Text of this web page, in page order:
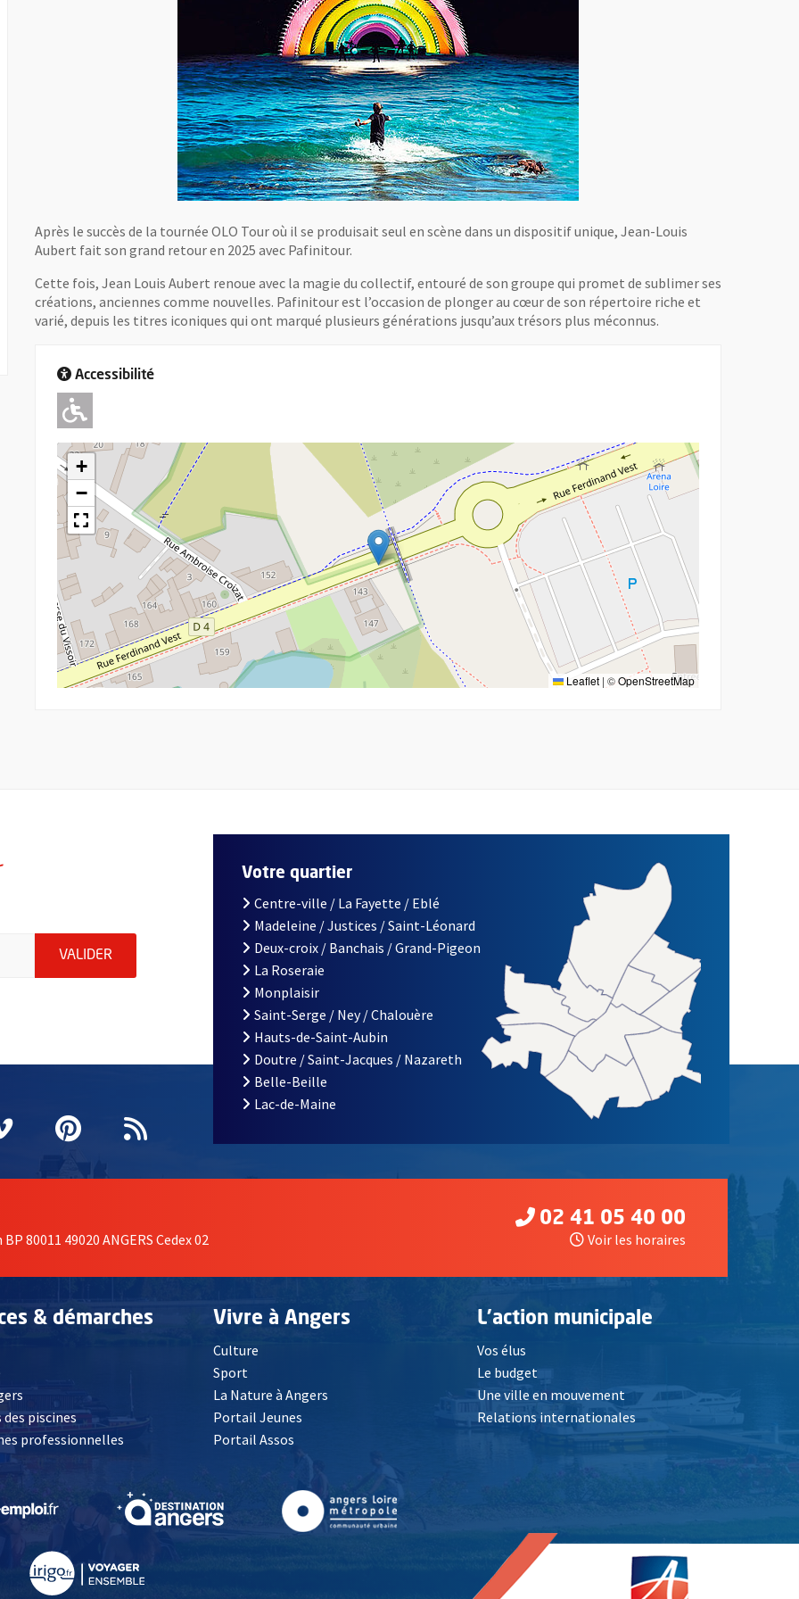
Après le succès de la tournée OLO Tour où il se produisait seul en scène dans un dispositif unique, Jean-Louis
Aubert fait son grand retour en 2025 avec Pafinitour.
Cette fois, Jean Louis Aubert renoue avec la magie du collectif, entouré de son groupe qui promet de sublimer ses
créations, anciennes comme nouvelles. Pafinitour est l’occasion de plonger au cœur de son répertoire riche et
varié, depuis les titres iconiques qui ont marqué plusieurs générations jusqu’aux trésors plus méconnus.
Accessibilité
Adapté pour l'handicap Moteur
+
−
Leaflet | ©OpenStreetMap
indiquez votre email (champ obligatoire)
VALIDER ENVOYER MA DEMANDE D'INSCRIPTION À LA LETTRE D'INFORMATION DE LA VILLE D'ANGERS
fenêtrefenêtre
une nouvelle fenêtre
Vimeo
, Ouvre une nouvelle fenêtre
Pinterest
, Ouvre une nouvelle fenêtre
Flux RSS
Votre quartier
Centre-ville / La Fayette / Eblé
Madeleine / Justices / Saint-Léonard
Deux-croix / Banchais / Grand-Pigeon
La Roseraie
Monplaisir
Saint-Serge / Ney / Chalouère
Hauts-de-Saint-Aubin
Doutre / Saint-Jacques / Nazareth
Belle-Beille
Lac-de-Maine
80011 49020 ANGERS Cedex 02
02 41 05 40 00
Voir les horaires
& démarches
, Ouvre une nouvelle fenêtre
piscines
professionnelles
Vivre à Angers
Culture
Sport
La Nature à Angers
Portail Jeunes
Portail Assos
L'action municipale
Vos élus
Le budget
Une ville en mouvement
Relations internationales
fenêtre , Ouvre une nouvelle fenêtre , Ouvre une nouvelle fenêtre, Ouvre une nouvelle fenêtre